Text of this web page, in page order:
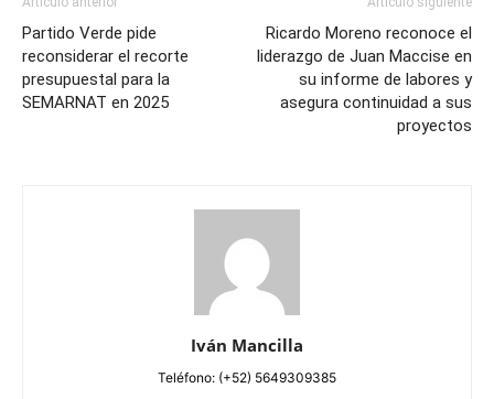
Partido Verde pide
reconsiderar el recorte
presupuestal para la
SEMARNAT en 2025
Ricardo Moreno reconoce el
liderazgo de Juan Maccise en
su informe de labores y
asegura continuidad a sus
proyectos
Iván Mancilla
Teléfono: (+52) 5649309385